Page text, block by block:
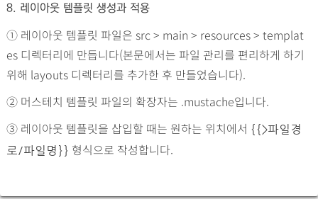
u
s
8. 레이아웃 템플릿 생성과 적용
① 레이아웃 템플릿 파일은 src > main > resources > templat
es 디렉터리에 만듭니다(본문에서는 파일 관리를 편리하게 하기
위해 layouts 디렉터리를 추가한 후 만들었습니다).
② 머스테치 템플릿 파일의 확장자는 .mustache입니다.
③ 레이아웃 템플릿을 삽입할 때는 원하는 위치에서 {{>파일경
로/파일명}} 형식으로 작성합니다.